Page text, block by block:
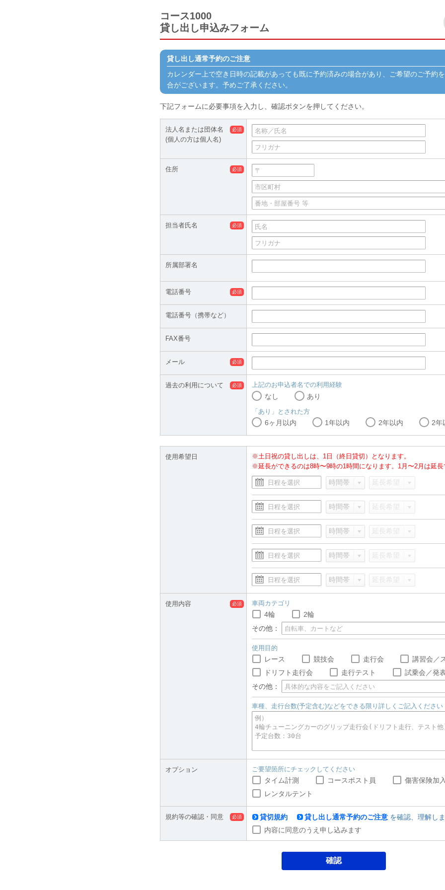
コース1000
貸し出し申込みフォーム
貸し出し通常予約のご注意
カレンダー上で空き日時の記載があっても既に予約済みの場合があり、ご希望のご予約
合がございます。予めご了承ください。
下記フォームに必要事項を入力し、確認ボタンを押してください。
法人名または団体名
(個人の方は個人名)
住所
担当者氏名
所属部署名
電話番号
電話番号（携帯など）
FAX番号
メール
過去の利用について 上記のお申込者名での利用経験
なし あり
「あり」とされた方
6ヶ月以内 1年以内 2年以内 2年
使用希望日
※土日祝の貸し出しは、1日（終日貸切）となります。
※延長ができるのは8時〜9時の1時間になります。1月〜2月は延
使用内容 車両カテゴリ
4輪
2輪
その他：
使用目的
レース 競技会 走行会
講習会／
ドリフト走行会
走行テスト
試乗会／発
その他：
車種、走行台数(予定含む)などをできる限り詳しくご記入ください
オプション ご要望箇所にチェックしてください
タイム計測 コースポスト員
傷害保険加
レンタルテント
規約等の確認・同意 貸切規約 貸し出し通常予約のご注意 を確認、理解し
内容に同意のうえ申し込みます